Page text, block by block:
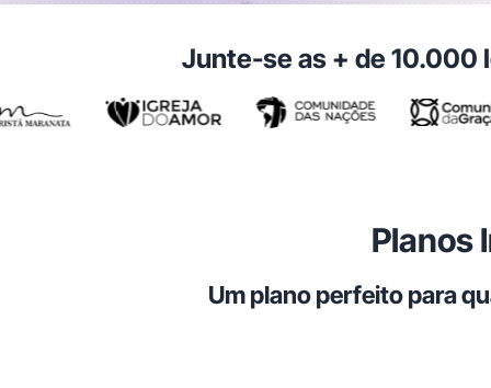
Junte-se as + de 10.000
Planos
Um plano perfeito para